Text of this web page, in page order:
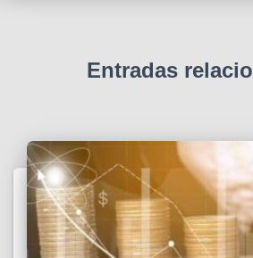
Entradas